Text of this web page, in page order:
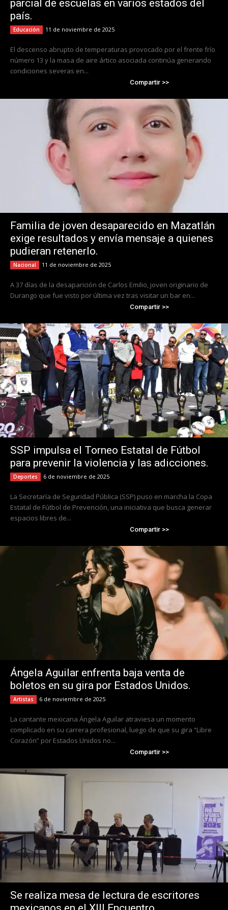
parcial de escuelas en varios estados del
país.
Educación 11 de noviembre de 2025
El descenso abrupto de temperaturas provocado por el frente frío
número 13 y la masa de aire ártico asociada continúa generando
condiciones severas en...
Compartir >>
Familia de joven desaparecido en Mazatlán
exige resultados y envía mensaje a quienes
pudieran retenerlo.
Nacional 11 de noviembre de 2025
A 37 días de la desaparición de Carlos Emilio, joven originario de
Durango que fue visto por última vez tras visitar un bar en...
Compartir >>
SSP impulsa el Torneo Estatal de Fútbol
para prevenir la violencia y las adicciones.
Deportes 6 de noviembre de 2025
La Secretaría de Seguridad Pública (SSP) puso en marcha la Copa
Estatal de Fútbol de Prevención, una iniciativa que busca generar
espacios libres de...
Compartir >>
Ángela Aguilar enfrenta baja venta de
boletos en su gira por Estados Unidos.
Artistas 6 de noviembre de 2025
La cantante mexicana Ángela Aguilar atraviesa un momento
complicado en su carrera profesional, luego de que su gira “Libre
Corazón” por Estados Unidos no...
Compartir >>
Se realiza mesa de lectura de escritores